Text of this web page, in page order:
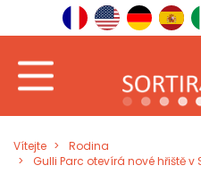
Vítejte
Rodina
Gulli Parc otevírá nové hřiště